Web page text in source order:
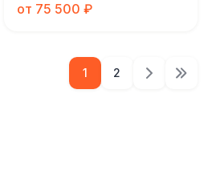
от 75 500 ₽
1 2